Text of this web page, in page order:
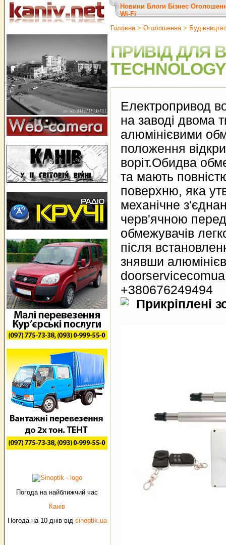
Погода на найближчий час
Канів
Погода на 10 днів від sinoptik.ua
Новини Блоги Бізнес
Wi-Fi
Головна> Оголошення >
ПРИВІД ДЛЯ
Електропривод
на заводі двома
алюмінієвими
положення
воріт.Обидва
та мають
поверхню, яка
механічне
черв'ячною
обмежувачів
після
знявши
+380676249494
Прикріплені